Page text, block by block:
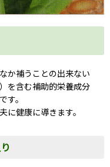
か補うことの出来ない
を含む補助的栄養成分
です。
に健康に導きます。